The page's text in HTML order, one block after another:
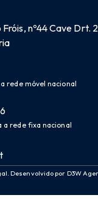
Fróis, nº44 Cave
rede móvel nacional
a rede fixa nacional
Desenvolvido por D3W